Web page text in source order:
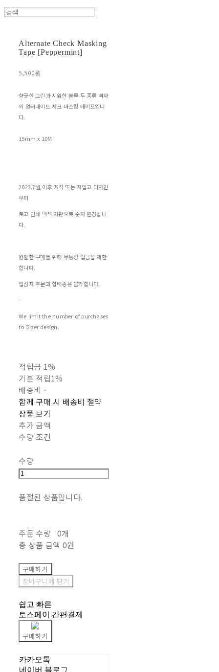
Alternate Check Masking
Tape [Peppermint]
5,500원
향긋한 그린과 시원한 블루 두 종류 격자
의 얼터네이트 체크 마스킹 테이프입니
다.
15mm x 10M
2023.7월 이후 제작 또는 재입고 디자인
부터
로고 인쇄 백색 지관으로 순차 변경됩니
다.
원활한 구매를 위해 무통장 입금을 제한
합니다.
입점처 주문과 합배송은 불가합니다.
-
We limit the number of purchases
to 5 per design.
적립금 1%
기본 적립1%
배송비 -
함께 구매 시 배송비 절약
상품 보기
추가 금액
수량 조건
수량
품절된 상품입니다.
주문 수량 0개
총 상품 금액 0원
구매하기
장바구니에 담기
쉽고 빠른
토스페이 간편결제
구매하기
카카오톡
네이버 블로그